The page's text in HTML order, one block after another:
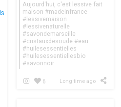
Aujourd'hui, c'est lessive fait
maison #madeinfrance
#lessivemaison
#lessivenaturelle
#savondemarseille
#cristauxdesoude #eau
#huilesessentielles
#huilesessentiellesbio
#savonnoir
6 Long time ago